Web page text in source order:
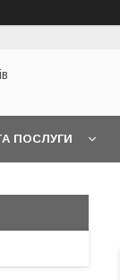
ПОСЛУГИ